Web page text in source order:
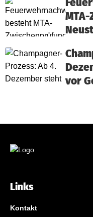
vor
Links
Kontakt